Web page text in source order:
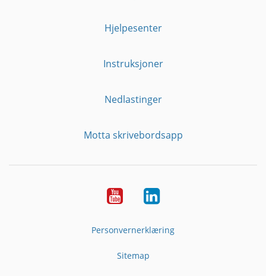
Hjelpesenter
Instruksjoner
Nedlastinger
Motta skrivebordsapp
YouTubeLinkedin
Personvernerklæring
Sitemap